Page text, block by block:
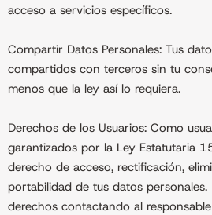
acceso a servicios específicos.
Compartir Datos Personales: Tus
compartidos con terceros sin tu
menos que la ley así lo requiera.
Derechos de los Usuarios: Como
garantizados por la Ley Estatutaria
derecho de acceso, rectificación,
portabilidad de tus datos personales.
derechos contactando al